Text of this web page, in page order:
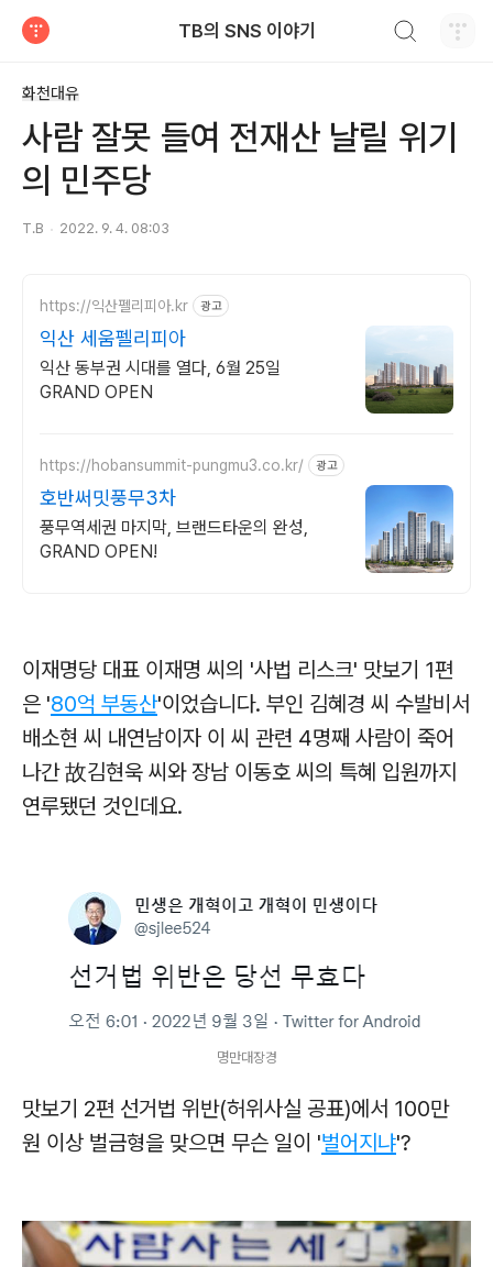
TB의 SNS 이야기
화천대유
사람 잘못 들여 전재산 날릴 위기
의 민주당
T.B 2022. 9. 4. 08:03
https://익산펠리피아.kr 광고
익산 세움펠리피아
익산 동부권 시대를 열다, 6월 25일
GRAND OPEN
https://hobansummit-pungmu3.co.kr/ 광고
호반써밋풍무3차
풍무역세권 마지막, 브랜드타운의 완성,
GRAND OPEN!
이재명당 대표 이재명 씨의 '사법 리스크' 맛보기 1편
은 '80억 부동산'이었습니다. 부인 김혜경 씨 수발비서
배소현 씨 내연남이자 이 씨 관련 4명째 사람이 죽어
나간 故김현욱 씨와 장남 이동호 씨의 특혜 입원까지
연루됐던 것인데요.
명만대장경
맛보기 2편 선거법 위반(허위사실 공표)에서 100만
원 이상 벌금형을 맞으면 무슨 일이 '벌어지냐'?